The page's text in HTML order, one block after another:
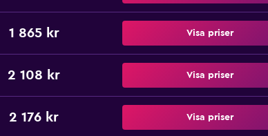
1 865 kr Visa priser
2 108 kr Visa priser
2 176 kr Visa priser